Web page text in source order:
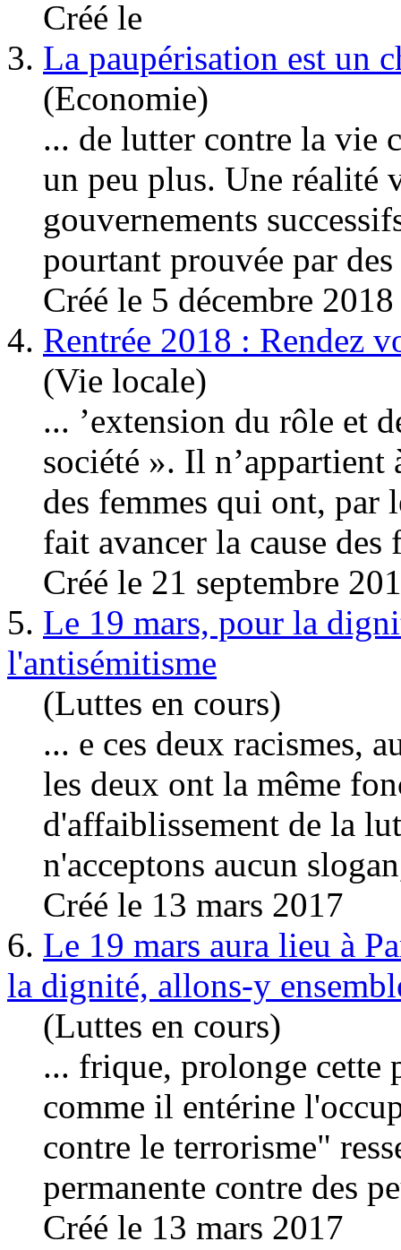
Créé le
3. La paupérisation est un
(Economie)
... de lutter contre la vie
un peu plus. Une réalité
gouvernements
pourtant prouvée par
Créé le 5 décembre 2018
4. Rentrée 2018 : Rendez
(Vie locale)
... ’extension du rôle et
société ». Il n’appartient
des femmes qui ont, par
fait avancer la cause des
Créé le 21 septembre
5. Le 19 mars, pour la
l'antisémitisme
(Luttes en cours)
... e ces deux racismes,
les deux ont la même
d'affaiblissement de la lut
n'acceptons aucun
Créé le 13 mars 2017
6. Le 19 mars aura lieu à
la dignité, allons-y
(Luttes en cours)
... frique, prolonge cette
comme il entérine
contre le terrorisme"
permanente contre des
Créé le 13 mars 2017